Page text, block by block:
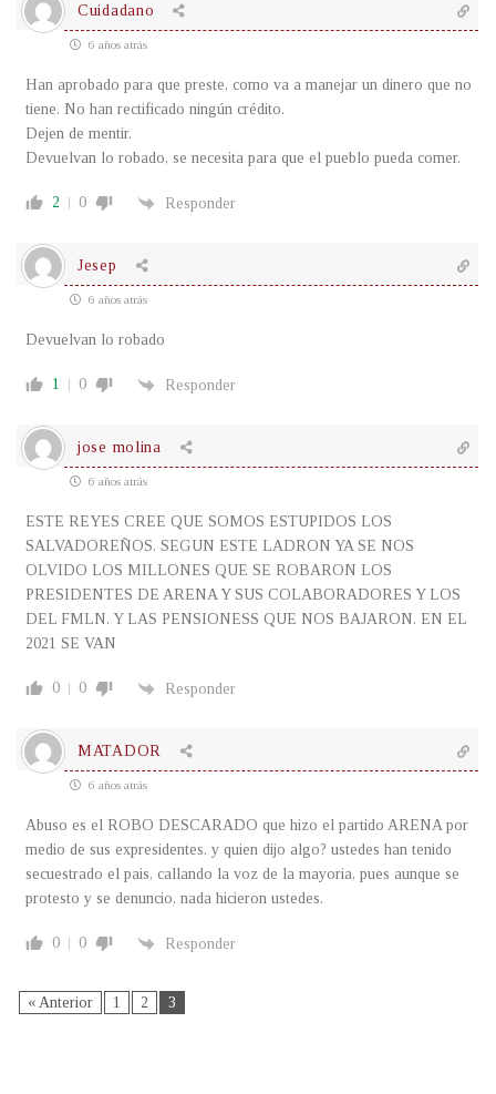
Cuidadano
6 años atrás
Han aprobado para que preste, como va a manejar un dinero que no
tiene. No han rectificado ningún crédito.
Dejen de mentir.
Devuelvan lo robado, se necesita para que el pueblo pueda comer.
2 0 Responder
Jesep
6 años atrás
Devuelvan lo robado
1 0 Responder
jose molina
6 años atrás
ESTE REYES CREE QUE SOMOS ESTUPIDOS LOS
SALVADOREÑOS. SEGUN ESTE LADRON YA SE NOS
OLVIDO LOS MILLONES QUE SE ROBARON LOS
PRESIDENTES DE ARENA Y SUS COLABORADORES Y LOS
DEL FMLN. Y LAS PENSIONESS QUE NOS BAJARON. EN EL
2021 SE VAN
0 0 Responder
MATADOR
6 años atrás
Abuso es el ROBO DESCARADO que hizo el partido ARENA por
medio de sus expresidentes. y quien dijo algo? ustedes han tenido
secuestrado el pais, callando la voz de la mayoria, pues aunque se
protesto y se denuncio, nada hicieron ustedes.
0 0 Responder
« Anterior 1 2 3